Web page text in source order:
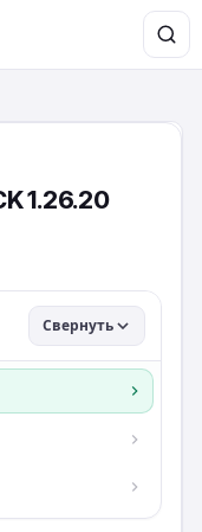
1.26.20
Свернуть